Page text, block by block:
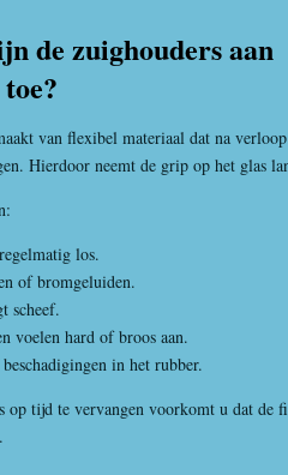
de zuighouders aan
van flexibel materiaal dat na
Hierdoor neemt de grip op het glas
los.
of bromgeluiden.
scheef.
voelen hard of broos aan.
in het rubber.
op tijd te vervangen voorkomt u dat de